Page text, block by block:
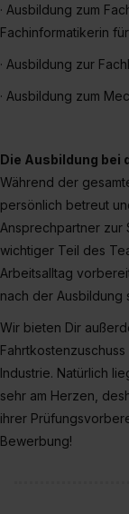
einzelnen
zeigen“.
Impressum
· Ausbildung zum
Fachinformatikerin
· Ausbildung zur
· Ausbildung zum
Die Ausbildung bei
Während der
persönlich betreut
Ansprechpartner zur
wichtiger Teil des
Arbeitsalltag
nach der Ausbildung
Wir bieten Dir
Industrie. Natürlich
sehr am Herzen,
ihrer
Bewerbung!